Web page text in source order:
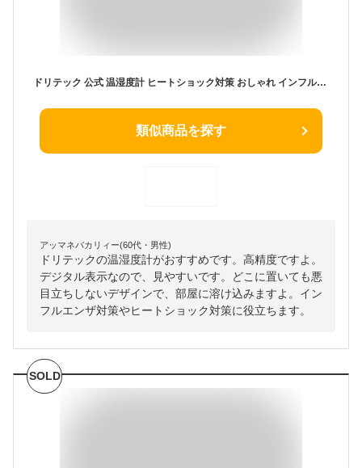
ドリテック 公式 温湿度計 ヒートショック対策 おしゃれ インフルエンザ デジタル温湿度計 温度計 湿度計 温度湿度計 高精度 デジタル モスフィ ドリテック 熱中症 室温計
類似商品を探す
アッマネバカリィー(60代・男性)
ドリテックの温湿度計がおすすめです。高精度ですよ。
デジタル表示なので、見やすいです。どこに置いても悪
目立ちしないデザインで、部屋に溶け込みますよ。イン
フルエンザ対策やヒートショック対策に役立ちます。
SOLD